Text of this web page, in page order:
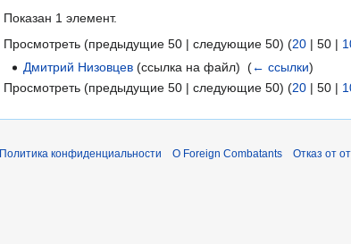
Показан 1 элемент.
Просмотреть (предыдущие 50 | следующие 50) (20 | 50 |
Дмитрий Низовцев (ссылка на файл) ‎(← ссылки)
Просмотреть (предыдущие 50 | следующие 50) (20 | 50 |
Политика конфиденциальности О Foreign Combatants Отказ от